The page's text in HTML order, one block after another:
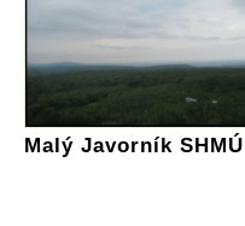
Malý Javorník SHMÚ